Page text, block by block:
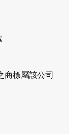
商標屬該公司